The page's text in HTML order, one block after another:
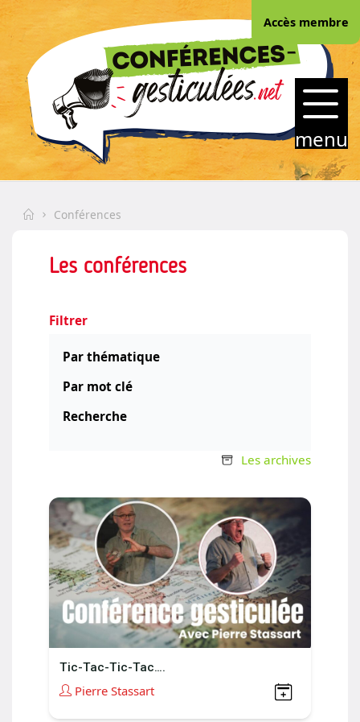
Skip
content
CONFERENCES-
GESTICULEES.NET
menu
Accès membre
HomeConférences
Les conférences
Filtrer
Par thématique
Par mot clé
Recherche
Les archives
Tic-Tac-Tic-Tac….
Pierre Stassart